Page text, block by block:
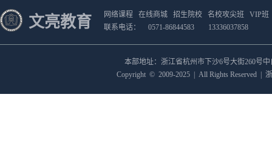
文亮教育 网络课程 在线商城 招生院校 名校攻尖班
VIP班
联系电话：
0571-86844583 13336037858
本部地址：浙江省杭州市下沙6号大街260号
Copyright © 2009-2025 | All Rights Reserved |